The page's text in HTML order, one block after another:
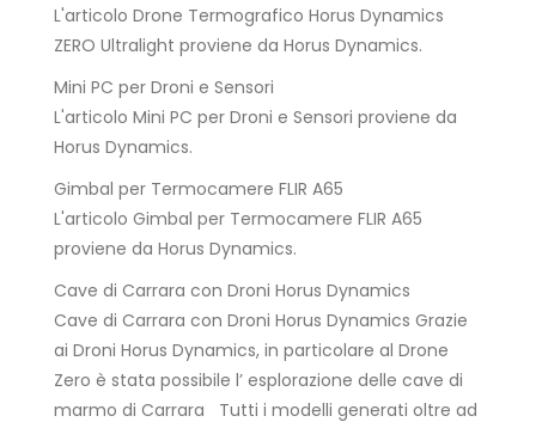
L'articolo Drone Termografico Horus Dynamics
ZERO Ultralight proviene da Horus Dynamics.
Mini PC per Droni e Sensori
L'articolo Mini PC per Droni e Sensori proviene da
Horus Dynamics.
Gimbal per Termocamere FLIR A65
L'articolo Gimbal per Termocamere FLIR A65
proviene da Horus Dynamics.
Cave di Carrara con Droni Horus Dynamics
Cave di Carrara con Droni Horus Dynamics Grazie
ai Droni Horus Dynamics, in particolare al Drone
Zero è stata possibile l’ esplorazione delle cave di
marmo di Carrara Tutti i modelli generati oltre ad